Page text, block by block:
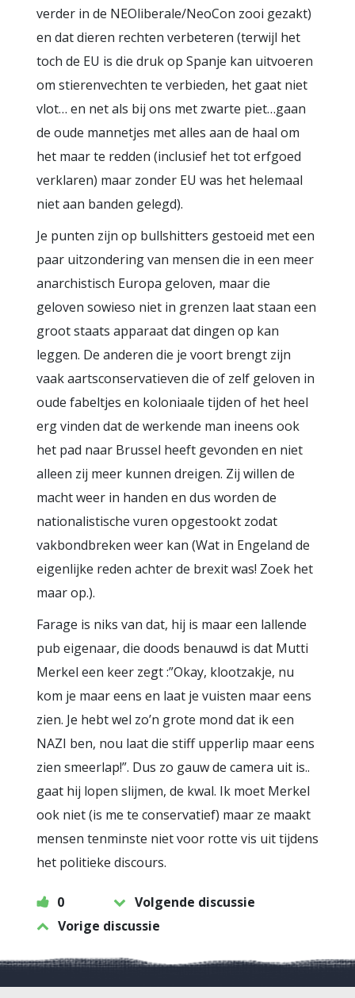
verder in de NEOliberale/NeoCon zooi gezakt)
en dat dieren rechten verbeteren (terwijl het
toch de EU is die druk op Spanje kan uitvoeren
om stierenvechten te verbieden, het gaat niet
vlot… en net als bij ons met zwarte piet…gaan
de oude mannetjes met alles aan de haal om
het maar te redden (inclusief het tot erfgoed
verklaren) maar zonder EU was het helemaal
niet aan banden gelegd).
Je punten zijn op bullshitters gestoeid met een
paar uitzondering van mensen die in een meer
anarchistisch Europa geloven, maar die
geloven sowieso niet in grenzen laat staan een
groot staats apparaat dat dingen op kan
leggen. De anderen die je voort brengt zijn
vaak aartsconservatieven die of zelf geloven in
oude fabeltjes en koloniaale tijden of het heel
erg vinden dat de werkende man ineens ook
het pad naar Brussel heeft gevonden en niet
alleen zij meer kunnen dreigen. Zij willen de
macht weer in handen en dus worden de
nationalistische vuren opgestookt zodat
vakbondbreken weer kan (Wat in Engeland de
eigenlijke reden achter de brexit was! Zoek het
maar op.).
Farage is niks van dat, hij is maar een lallende
pub eigenaar, die doods benauwd is dat Mutti
Merkel een keer zegt :”Okay, klootzakje, nu
kom je maar eens en laat je vuisten maar eens
zien. Je hebt wel zo’n grote mond dat ik een
NAZI ben, nou laat die stiff upperlip maar eens
zien smeerlap!”. Dus zo gauw de camera uit is..
gaat hij lopen slijmen, de kwal. Ik moet Merkel
ook niet (is me te conservatief) maar ze maakt
mensen tenminste niet voor rotte vis uit tijdens
het politieke discours.
0
Volgende discussie
Vorige discussie